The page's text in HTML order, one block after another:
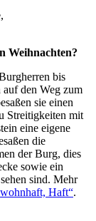
Weihnachten?
bis
auf den Weg zum
sie einen
Streitigkeiten mit
eine eigene
die
der Burg, dies
sowie ein
sind. Mehr
Haft“.